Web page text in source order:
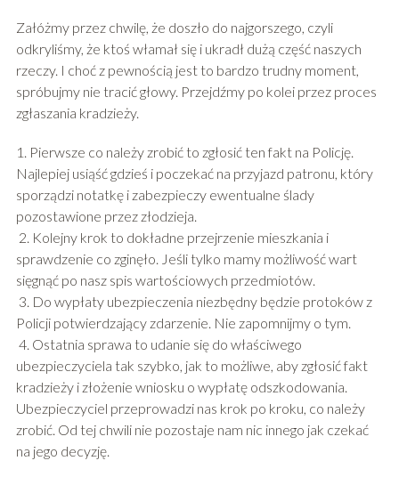
Załóżmy przez chwilę, że doszło do najgorszego, czyli
odkryliśmy, że ktoś włamał się i ukradł dużą część naszych
rzeczy. I choć z pewnością jest to bardzo trudny moment,
spróbujmy nie tracić głowy. Przejdźmy po kolei przez proces
zgłaszania kradzieży.
1. Pierwsze co należy zrobić to zgłosić ten fakt na Policję.
Najlepiej usiąść gdzieś i poczekać na przyjazd patronu, który
sporządzi notatkę i zabezpieczy ewentualne ślady
pozostawione przez złodzieja.
2. Kolejny krok to dokładne przejrzenie mieszkania i
sprawdzenie co zginęło. Jeśli tylko mamy możliwość wart
sięgnąć po nasz spis wartościowych przedmiotów.
3. Do wypłaty ubezpieczenia niezbędny będzie protoków z
Policji potwierdzający zdarzenie. Nie zapomnijmy o tym.
4. Ostatnia sprawa to udanie się do właściwego
ubezpieczyciela tak szybko, jak to możliwe, aby zgłosić fakt
kradzieży i złożenie wniosku o wypłatę odszkodowania.
Ubezpieczyciel przeprowadzi nas krok po kroku, co należy
zrobić. Od tej chwili nie pozostaje nam nic innego jak czekać
na jego decyzję.